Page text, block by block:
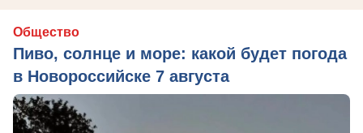
Общество
Пиво, солнце и море: какой будет погода
в Новороссийске 7 августа